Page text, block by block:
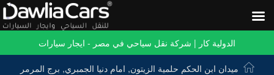
الدولية كار | شركة نقل سياحي في مصر - ايجار سيارات
ميدان ابن الحكم حلمية الزيتون, امام دنيا الجمبري, برج المرمر